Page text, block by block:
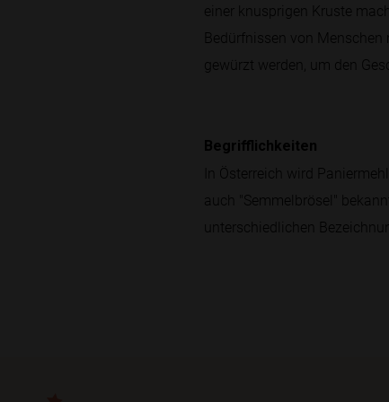
einer knusprigen Kruste
Bedürfnissen von
gewürzt werden, um den
Begrifflichkeiten
In Österreich wird
auch "Semmelbrösel"
unterschiedlichen